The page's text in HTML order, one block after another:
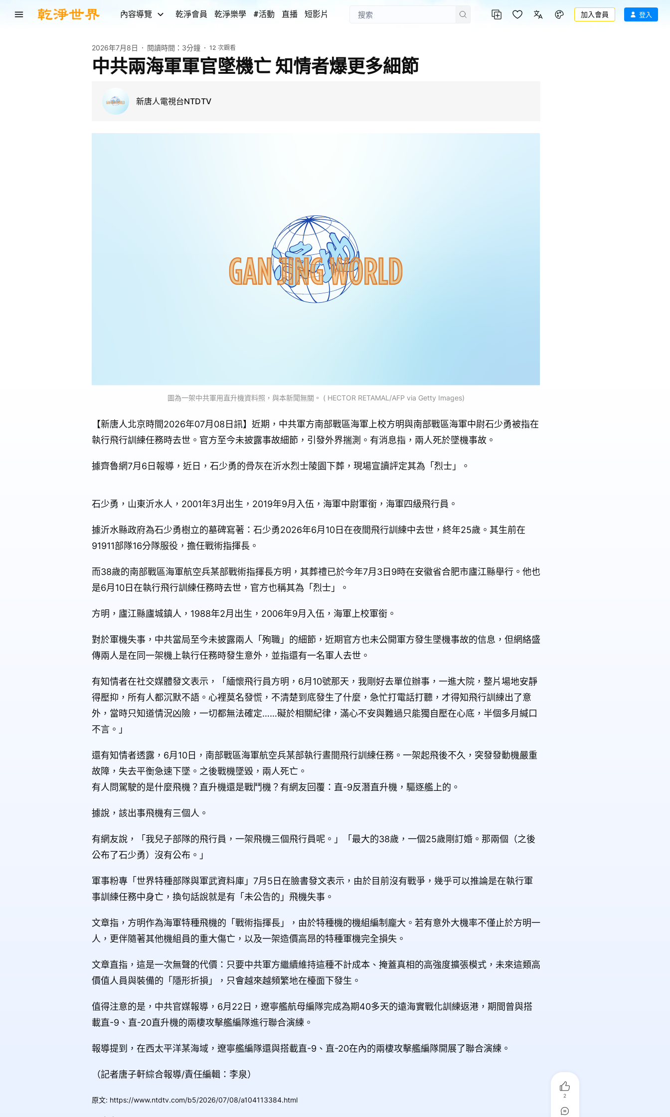
內容導覽 乾淨會員 乾淨樂學 #活動 直播 短影片 加入會員 登入
2026年7月8日 閱讀時間： 3分鐘 12 次觀看
中共兩海軍軍官墜機亡 知情者爆更多細節
新唐人電視台NTDTV
圖為一架中共軍用直升機資料照，與本新聞無關。 ( HECTOR RETAMAL/AFP via Getty Images)
【新唐人北京時間2026年07月08日訊】近期，中共軍方南部戰區海軍上校方明與南部戰區海軍中尉石少勇被指在
執行飛行訓練任務時去世。官方至今未披露事故細節，引發外界揣測。有消息指，兩人死於墜機事故。
據齊魯網7月6日報導，近日，石少勇的骨灰在沂水烈士陵園下葬，現場宣讀評定其為「烈士」。
石少勇，山東沂水人，2001年3月出生，2019年9月入伍，海軍中尉軍銜，海軍四級飛行員。
據沂水縣政府為石少勇樹立的墓碑寫著：石少勇2026年6月10日在夜間飛行訓練中去世，終年25歲。其生前在
91911部隊16分隊服役，擔任戰術指揮長。
而38歲的南部戰區海軍航空兵某部戰術指揮長方明，其葬禮已於今年7月3日9時在安徽省合肥市廬江縣舉行。他也
是6月10日在執行飛行訓練任務時去世，官方也稱其為「烈士」。
方明，廬江縣廬城鎮人，1988年2月出生，2006年9月入伍，海軍上校軍銜。
對於軍機失事，中共當局至今未披露兩人「殉職」的細節，近期官方也未公開軍方發生墜機事故的信息，但網絡盛
傳兩人是在同一架機上執行任務時發生意外，並指還有一名軍人去世。
有知情者在社交媒體發文表示，「緬懷飛行員方明，6月10號那天，我剛好去單位辦事，一進大院，整片場地安靜
得壓抑，所有人都沉默不語。心裡莫名發慌，不清楚到底發生了什麼，急忙打電話打聽，才得知飛行訓練出了意
外，當時只知道情況凶險，一切都無法確定……礙於相關紀律，滿心不安與難過只能獨自壓在心底，半個多月緘口
不言。」
還有知情者透露，6月10日，南部戰區海軍航空兵某部執行晝間飛行訓練任務。一架起飛後不久，突發發動機嚴重
故障，失去平衡急速下墜。之後戰機墜毀，兩人死亡。
有人問駕駛的是什麼飛機？直升機還是戰鬥機？有網友回覆：直-9反潛直升機，驅逐艦上的。
據說，該出事飛機有三個人。
有網友說，「我兒子部隊的飛行員，一架飛機三個飛行員呢。」「最大的38歲，一個25歲剛訂婚。那兩個（之後
公布了石少勇）沒有公布。」
軍事粉專「世界特種部隊與軍武資料庫」7月5日在臉書發文表示，由於目前沒有戰爭，幾乎可以推論是在執行軍
事訓練任務中身亡，換句話說就是有「未公告的」飛機失事。
文章指，方明作為海軍特種飛機的「戰術指揮長」，由於特種機的機組編制龐大。若有意外大機率不僅止於方明一
人，更伴隨著其他機組員的重大傷亡，以及一架造價高昂的特種軍機完全損失。
文章直指，這是一次無聲的代價：只要中共軍方繼續維持這種不計成本、掩蓋真相的高強度擴張模式，未來這類高
價值人員與裝備的「隱形折損」，只會越來越頻繁地在檯面下發生。
值得注意的是，中共官媒報導，6月22日，遼寧艦航母編隊完成為期40多天的遠海實戰化訓練返港，期間曾與搭
載直-9、直-20直升機的兩棲攻擊艦編隊進行聯合演練。
報導提到，在西太平洋某海域，遼寧艦編隊還與搭載直-9、直-20在內的兩棲攻擊艦編隊開展了聯合演練。
（記者唐子軒綜合報導/責任編輯：李泉）
原文: https://www.ntdtv.com/b5/2026/07/08/a104113384.html 2